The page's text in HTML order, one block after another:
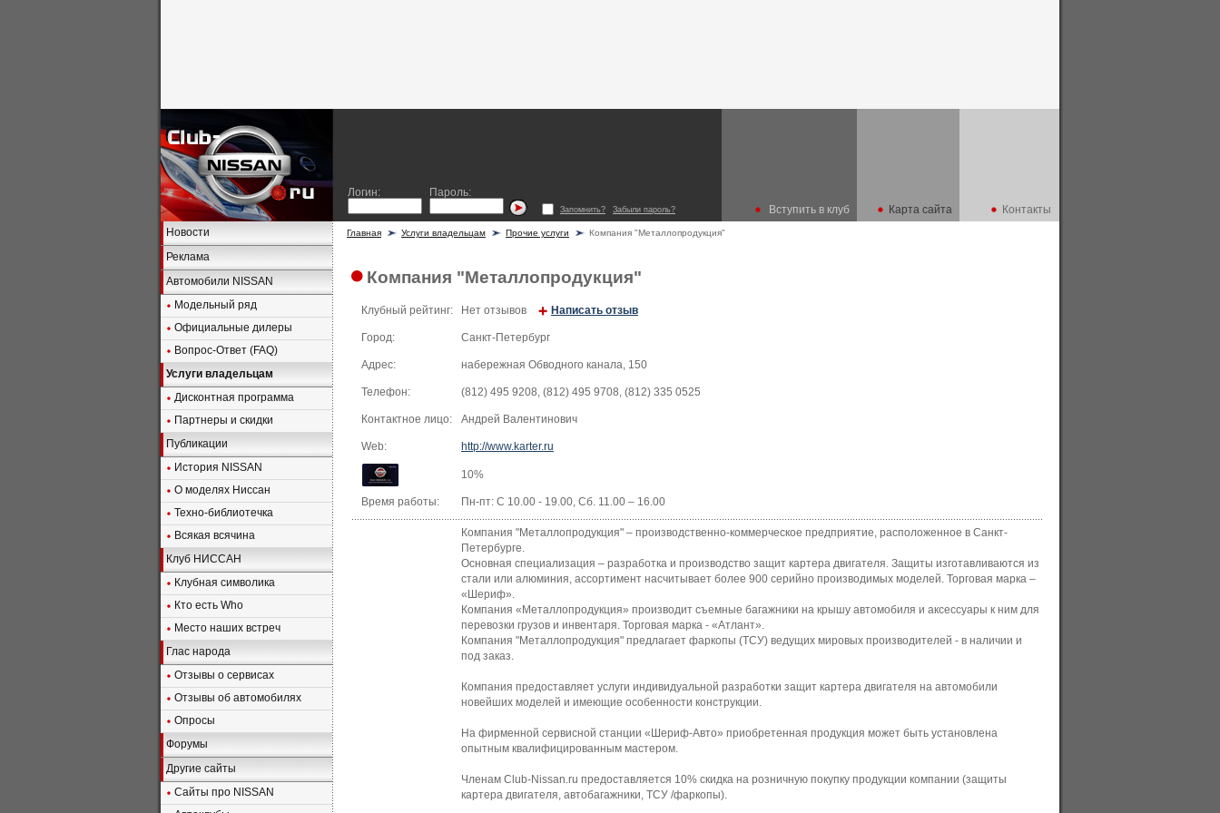
Логин: Пароль:
Запомнить? Забыли пароль? Вступить в клуб Карта сайта
Контакты
Новости
Реклама
Автомобили NISSAN
Модельный ряд
Официальные дилеры
Вопрос-Ответ (FAQ)
Услуги владельцам
Дисконтная программа
Партнеры и скидки
Публикации
История NISSAN
О моделях Ниссан
Техно-библиотечка
Всякая всячина
Клуб НИССАН
Клубная символика
Кто есть Who
Место наших встреч
Глас народа
Отзывы о сервисах
Отзывы об автомобилях
Опросы
Форумы
Другие сайты
Сайты про NISSAN
Главная Услуги владельцам Прочие услуги Компания "Металлопродукция"
Компания "Металлопродукция"
Клубный рейтинг: Нет отзывов Написать отзыв
Город: Санкт-Петербург
Адрес: набережная Обводного канала, 150
Телефон: (812) 495 9208, (812) 495 9708, (812) 335 0525
Контактное лицо: Андрей Валентинович
Web: http://www.karter.ru
10%
Время работы: Пн-пт: C 10.00 - 19.00, Сб. 11.00 – 16.00
Компания "Металлопродукция" – производственно-коммерческое предприятие, расположенное в Санкт-
Петербурге.
Основная специализация – разработка и производство защит картера двигателя. Защиты изготавливаются из
стали или алюминия, ассортимент насчитывает более 900 серийно производимых моделей. Торговая марка –
«Шериф».
Компания «Металлопродукция» производит съемные багажники на крышу автомобиля и аксессуары к ним для
перевозки грузов и инвентаря. Торговая марка - «Атлант».
Компания "Металлопродукция" предлагает фаркопы (ТСУ) ведущих мировых производителей - в наличии и
под заказ.
Компания предоставляет услуги индивидуальной разработки защит картера двигателя на автомобили
новейших моделей и имеющие особенности конструкции.
На фирменной сервисной станции «Шериф-Авто» приобретенная продукция может быть установлена
опытным квалифицированным мастером.
Членам Club-Nissan.ru предоставляется 10% скидка на розничную покупку продукции компании (защиты
картера двигателя, автобагажники, ТСУ /фаркопы).